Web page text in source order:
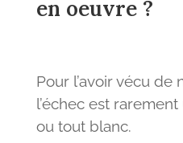
en oeuvre ?
Pour l’avoir vécu de
l’échec est
ou tout blanc.